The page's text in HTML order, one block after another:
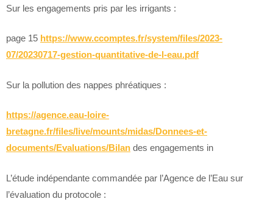
Sur les engagements pris par les irrigants :
page 15 https://www.ccomptes.fr/system/files/2023-
07/20230717-gestion-quantitative-de-l-eau.pdf
Sur la pollution des nappes phréatiques :
https://agence.eau-loire-
bretagne.fr/files/live/mounts/midas/Donnees-et-
documents/Evaluations/Bilan des engagements in
L’étude indépendante commandée par l’Agence de l’Eau sur
l’évaluation du protocole :